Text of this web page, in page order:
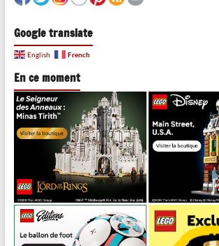
Google translate
English French
En ce moment